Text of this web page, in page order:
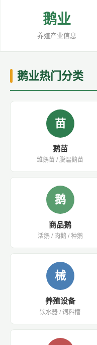
鹅业
养殖产业信息
鹅业热门分类
苗
鹅苗
雏鹅苗 / 脱温鹅苗
鹅
商品鹅
活鹅 / 肉鹅 / 种鹅
械
养殖设备
饮水器 / 饲料槽